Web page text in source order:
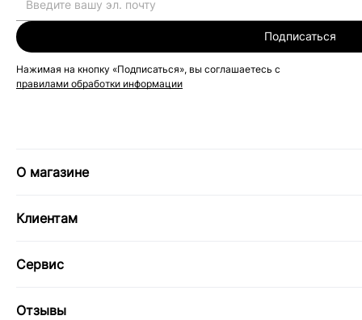
Подписаться
Нажимая на кнопку «Подписаться», вы соглашаетесь с
правилами обработки информации
О магазине
Клиентам
Сервис
Отзывы